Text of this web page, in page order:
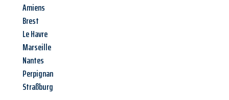
Amiens
Brest
Le Havre
Marseille
Nantes
Perpignan
Straßburg